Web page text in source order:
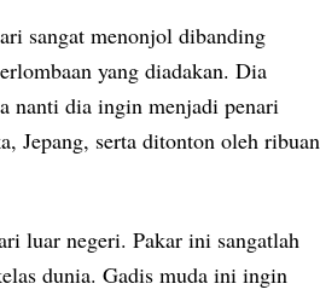
sangat menonjol dibanding
yang diadakan. Dia
nanti dia ingin menjadi penari
Jepang, serta ditonton oleh ribuan
luar negeri. Pakar ini sangatlah
dunia. Gadis muda ini ingin